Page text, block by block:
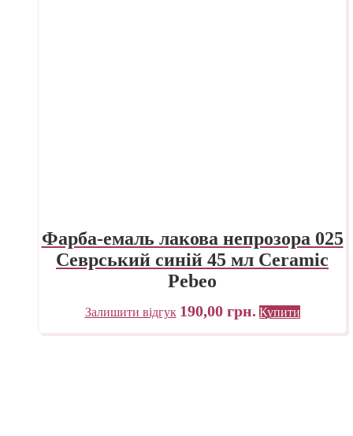
Фарба-емаль лакова непрозора 025
Севрський синій 45 мл Ceramic
Pebeo
Залишити відгук 190,00 грн. Купити